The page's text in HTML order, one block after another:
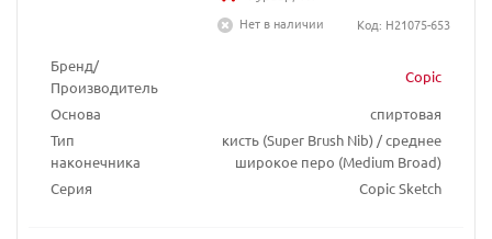
Бренд/
Производитель
Copic
Основа
спиртовая
Тип
наконечника
кисть (Super Brush Nib) / среднее
широкое перо (Medium Broad)
Серия
Copic Sketch
Нет в наличии
Код: H21075-653